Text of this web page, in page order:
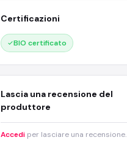
Certificazioni
BIO certificato
Lascia una recensione del
produttore
Accedi per lasciare una recensione.